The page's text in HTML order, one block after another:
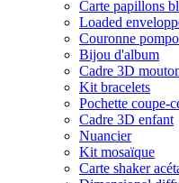
Carte papillons
Loaded
Couronne
Bijou d'album
Cadre 3D
Kit bracelets
Pochette coupe-
Cadre 3D enfant
Nuancier
Kit mosaïque
Carte shaker